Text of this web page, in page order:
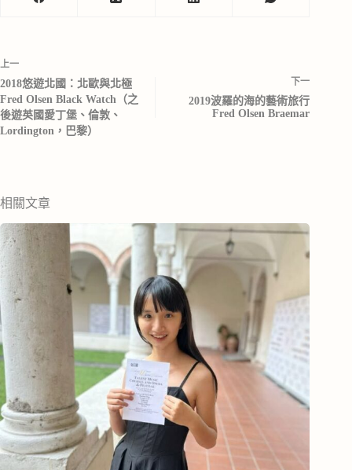
上一
2018悠遊北國：北歐與北極
Fred Olsen Black Watch（之
後遊英國愛丁堡、倫敦、
Lordington，巴黎）
下一
2019波羅的海的藝術旅行
Fred Olsen Braemar
相關文章